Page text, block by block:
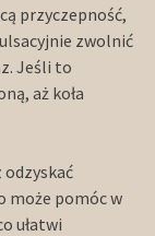
przyczepność,
zwolnić
Jeśli to
aż koła
może pomóc w
ułatwi